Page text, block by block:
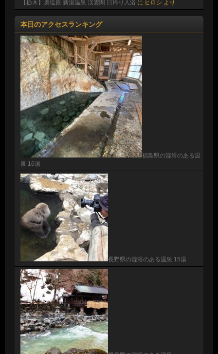
【栃木】奥塩原 新湯温泉 渓雲閣 日帰り入浴 に ヒロシ より
本日のアクセスランキング
福島県の混浴のある温
泉 16湯
長野県の混浴のある温泉 15湯